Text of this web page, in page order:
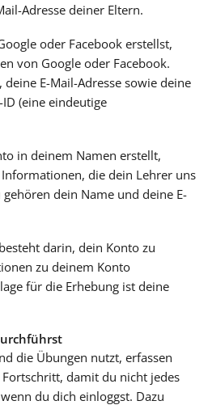
Adresse deiner Eltern.
oder Facebook erstellst,
von Google oder Facebook.
E-Mail-Adresse sowie deine
(eine eindeutige
in deinem Namen erstellt,
die dein Lehrer uns
dein Name und deine E-
darin, dein Konto zu
zu deinem Konto
für die Erhebung ist deine
die Übungen nutzt, erfassen
damit du nicht jedes
du dich einloggst. Dazu